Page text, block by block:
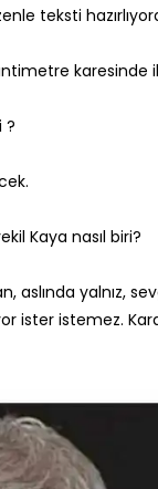
teksti
karesinde
?
Kaya nasıl biri?
aslında yalnız,
ister istemez.